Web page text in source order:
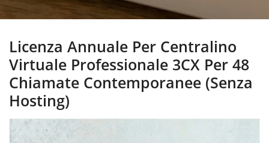
Licenza Annuale Per Centralino
Virtuale Professionale 3CX Per 48
Chiamate Contemporanee (Senza
Hosting)